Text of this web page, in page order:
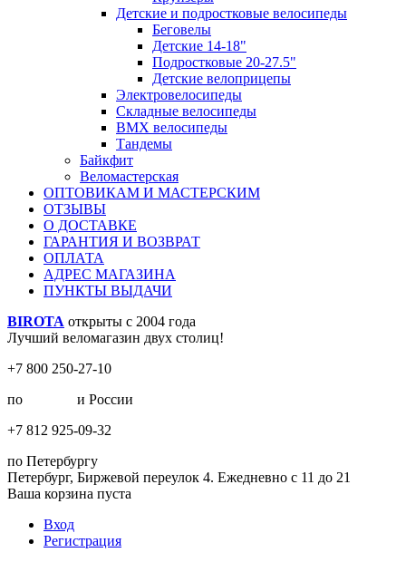
Детские и подростковые велосипеды
Беговелы
Детские 14-18"
Подростковые 20-27.5"
Детские велоприцепы
Электровелосипеды
Складные велосипеды
BMX велосипеды
Тандемы
Байкфит
Веломастерская
ОПТОВИКАМ И МАСТЕРСКИМ
ОТЗЫВЫ
О ДОСТАВКЕ
ГАРАНТИЯ И ВОЗВРАТ
ОПЛАТА
АДРЕС МАГАЗИНА
ПУНКТЫ ВЫДАЧИ
BIROTA открыты с 2004 года
Лучший веломагазин двух столиц!
+7 800 250-27-10
по
и России
+7 812 925-09-32
по Петербургу
Петербург, Биржевой переулок 4. Ежедневно с 11 до 21
Ваша корзина пуста
Вход
Регистрация